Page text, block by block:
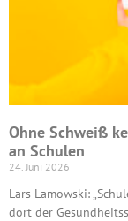
Ohne Schweiß
an Schulen
24. Juni 2026
Lars Lamowski:
dort der